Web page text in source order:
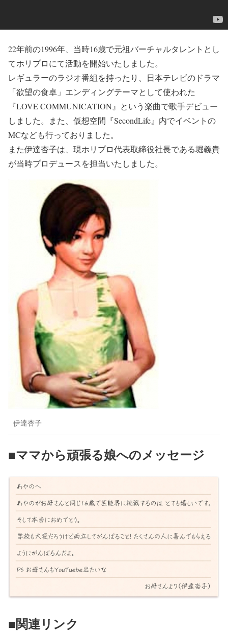
22年前の1996年、当時16歳で元祖バーチャルタレントとし
てホリプロにて活動を開始いたしました。
レギュラーのラジオ番組を持ったり、日本テレビのドラマ
「欲望の食卓」エンディングテーマとして使われた
『LOVE COMMUNICATION』という楽曲で歌手デビュー
しました。また、仮想空間『SecondLife』内でイベントの
MCなども行っておりました。
また伊達杏子は、現ホリプロ代表取締役社長である堀義貴
が当時プロデュースを担当いたしました。
伊達杏子
■ママから頑張る娘へのメッセージ
■関連リンク